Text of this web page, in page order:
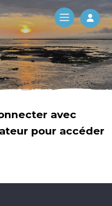
Log
avec
pour accéder